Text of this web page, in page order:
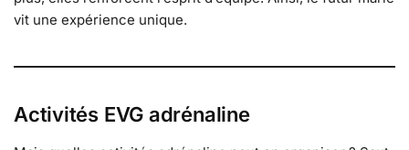
vit une expérience unique.
Activités EVG adrénaline